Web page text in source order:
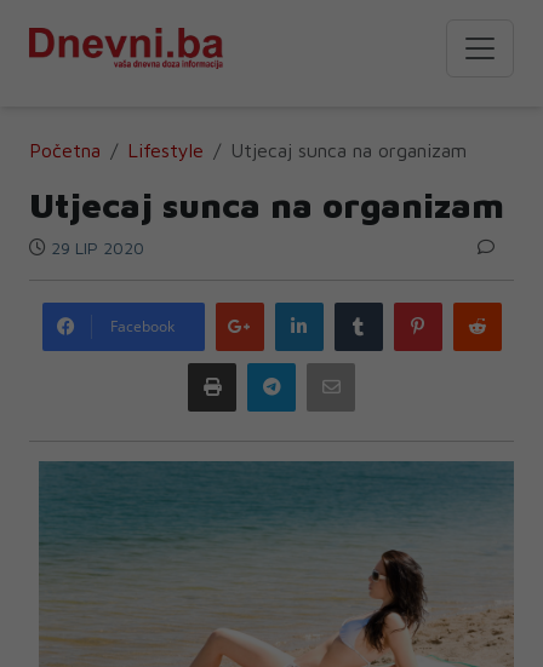
Početna Lifestyle Utjecaj sunca na organizam
Utjecaj sunca na organizam
29 LIP 2020
Facebook
Google
plus
LinkedIn Tumblr Pinterest
Print Telegram